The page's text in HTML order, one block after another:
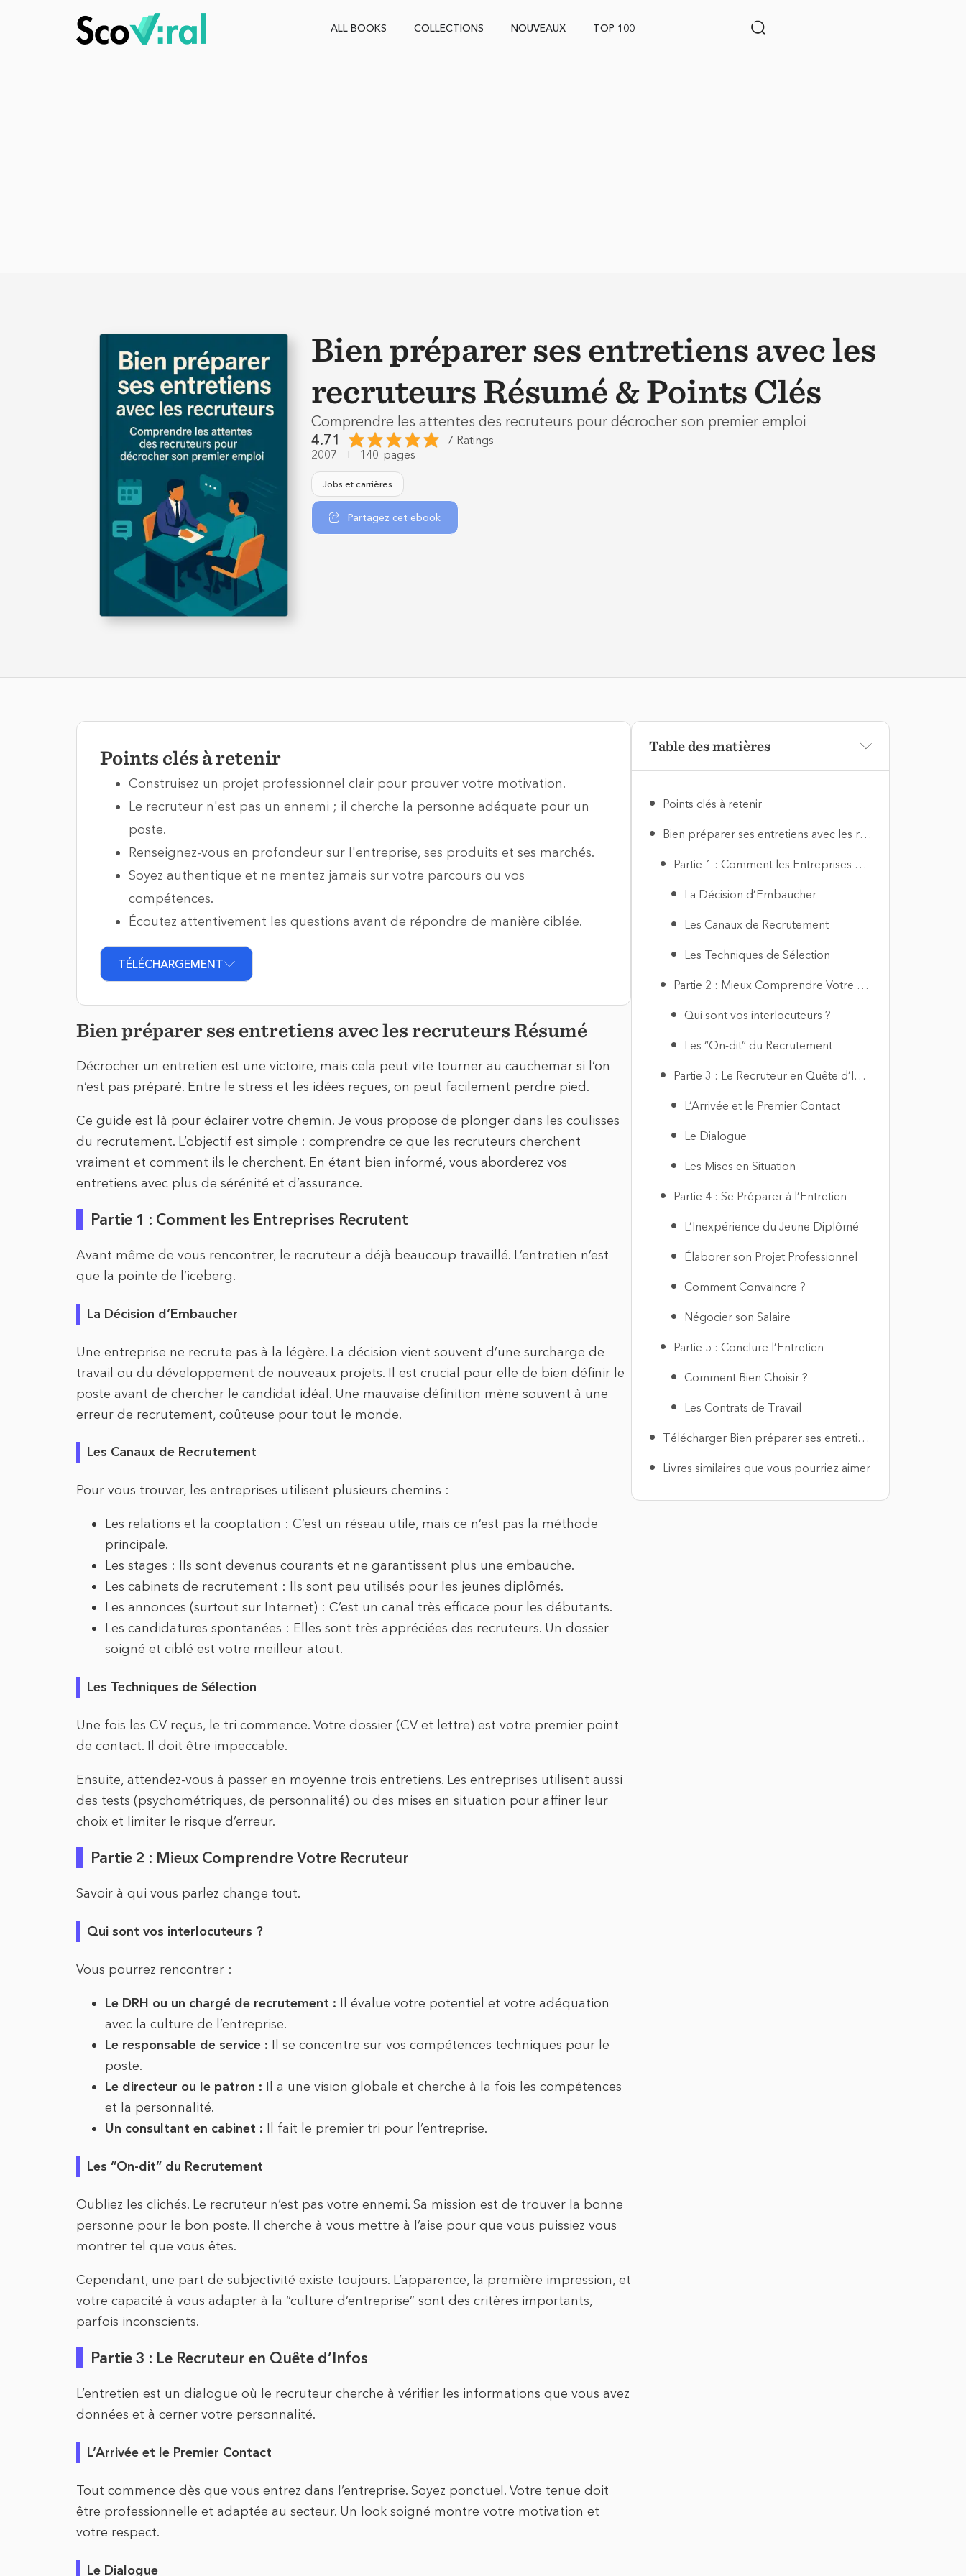
ALL BOOKS COLLECTIONS NOUVEAUX TOP 100
Bien préparer ses entretiens avec les
recruteurs Résumé & Points Clés
Comprendre les attentes des recruteurs pour décrocher son premier emploi
4.71
7 Ratings
2007
140 pages
Jobs et carrières
Partagez cet ebook
Points clés à retenir
Construisez un projet professionnel clair pour prouver votre motivation.
Le recruteur n'est pas un ennemi ; il cherche la personne adéquate pour un
poste.
Renseignez-vous en profondeur sur l'entreprise, ses produits et ses marchés.
Soyez authentique et ne mentez jamais sur votre parcours ou vos
compétences.
Écoutez attentivement les questions avant de répondre de manière ciblée.
TÉLÉCHARGEMENT
Bien préparer ses entretiens avec les recruteurs Résumé
Décrocher un entretien est une victoire, mais cela peut vite tourner au cauchemar si l’on
n’est pas préparé. Entre le stress et les idées reçues, on peut facilement perdre pied.
Ce guide est là pour éclairer votre chemin. Je vous propose de plonger dans les coulisses
du recrutement. L’objectif est simple : comprendre ce que les recruteurs cherchent
vraiment et comment ils le cherchent. En étant bien informé, vous aborderez vos
entretiens avec plus de sérénité et d’assurance.
Partie 1 : Comment les Entreprises Recrutent
Avant même de vous rencontrer, le recruteur a déjà beaucoup travaillé. L’entretien n’est
que la pointe de l’iceberg.
La Décision d’Embaucher
Une entreprise ne recrute pas à la légère. La décision vient souvent d’une surcharge de
travail ou du développement de nouveaux projets. Il est crucial pour elle de bien définir le
poste avant de chercher le candidat idéal. Une mauvaise définition mène souvent à une
erreur de recrutement, coûteuse pour tout le monde.
Les Canaux de Recrutement
Pour vous trouver, les entreprises utilisent plusieurs chemins :
Les relations et la cooptation : C’est un réseau utile, mais ce n’est pas la méthode
principale.
Les stages : Ils sont devenus courants et ne garantissent plus une embauche.
Les cabinets de recrutement : Ils sont peu utilisés pour les jeunes diplômés.
Les annonces (surtout sur Internet) : C’est un canal très efficace pour les débutants.
Les candidatures spontanées : Elles sont très appréciées des recruteurs. Un dossier
soigné et ciblé est votre meilleur atout.
Les Techniques de Sélection
Une fois les CV reçus, le tri commence. Votre dossier (CV et lettre) est votre premier point
de contact. Il doit être impeccable.
Ensuite, attendez-vous à passer en moyenne trois entretiens. Les entreprises utilisent aussi
des tests (psychométriques, de personnalité) ou des mises en situation pour affiner leur
choix et limiter le risque d’erreur.
Partie 2 : Mieux Comprendre Votre Recruteur
Savoir à qui vous parlez change tout.
Qui sont vos interlocuteurs ?
Vous pourrez rencontrer :
Le DRH ou un chargé de recrutement : Il évalue votre potentiel et votre adéquation
avec la culture de l’entreprise.
Le responsable de service : Il se concentre sur vos compétences techniques pour le
poste.
Le directeur ou le patron : Il a une vision globale et cherche à la fois les compétences
et la personnalité.
Un consultant en cabinet : Il fait le premier tri pour l’entreprise.
Les “On-dit” du Recrutement
Oubliez les clichés. Le recruteur n’est pas votre ennemi. Sa mission est de trouver la bonne
personne pour le bon poste. Il cherche à vous mettre à l’aise pour que vous puissiez vous
montrer tel que vous êtes.
Cependant, une part de subjectivité existe toujours. L’apparence, la première impression, et
votre capacité à vous adapter à la “culture d’entreprise” sont des critères importants,
parfois inconscients.
Partie 3 : Le Recruteur en Quête d’Infos
L’entretien est un dialogue où le recruteur cherche à vérifier les informations que vous avez
données et à cerner votre personnalité.
L’Arrivée et le Premier Contact
Tout commence dès que vous entrez dans l’entreprise. Soyez ponctuel. Votre tenue doit
être professionnelle et adaptée au secteur. Un look soigné montre votre motivation et
votre respect.
Le Dialogue
Table des matières
Points clés à retenir
Bien préparer ses entretiens avec les recruteurs Résumé
Partie 1 : Comment les Entreprises Recrutent
La Décision d’Embaucher
Les Canaux de Recrutement
Les Techniques de Sélection
Partie 2 : Mieux Comprendre Votre Recruteur
Qui sont vos interlocuteurs ?
Les “On-dit” du Recrutement
Partie 3 : Le Recruteur en Quête d’Infos
L’Arrivée et le Premier Contact
Le Dialogue
Les Mises en Situation
Partie 4 : Se Préparer à l’Entretien
L’Inexpérience du Jeune Diplômé
Élaborer son Projet Professionnel
Comment Convaincre ?
Négocier son Salaire
Partie 5 : Conclure l’Entretien
Comment Bien Choisir ?
Les Contrats de Travail
Télécharger Bien préparer ses entretiens avec les recruteurs PDF
Livres similaires que vous pourriez aimer